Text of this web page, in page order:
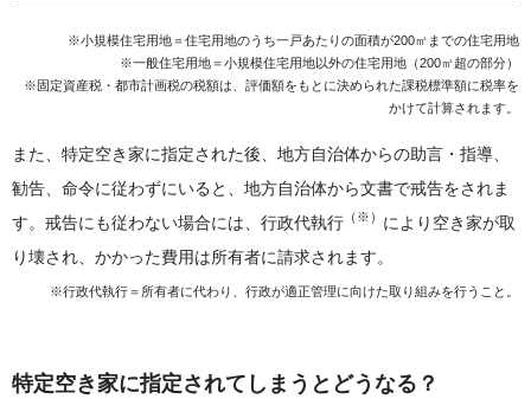
※小規模住宅用地＝住宅用地のうち一戸あたりの面積が200㎡までの住宅用地
※一般住宅用地＝小規模住宅用地以外の住宅用地（200㎡超の部分）
※固定資産税・都市計画税の税額は、評価額をもとに決められた課税標準額に税率を
かけて計算されます。
また、特定空き家に指定された後、地方自治体からの助言・指導、
勧告、命令に従わずにいると、地方自治体から文書で戒告をされま
す。戒告にも従わない場合には、行政代執行 （※） により空き家が取
り壊され、かかった費用は所有者に請求されます。
※行政代執行＝所有者に代わり、行政が適正管理に向けた取り組みを行うこと。
特定空き家に指定されてしまうとどうなる？